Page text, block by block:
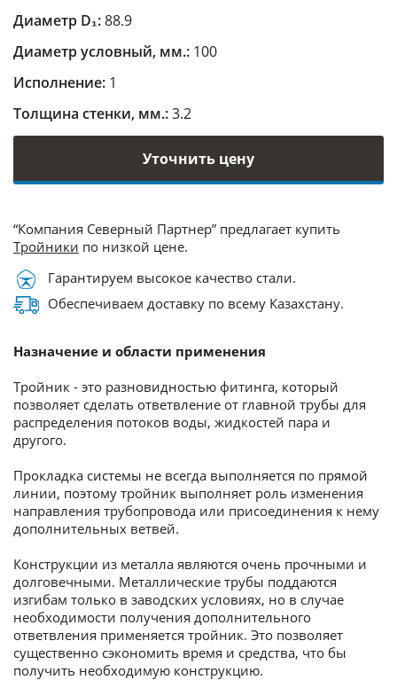
Диаметр D₁:88.9
Диаметр условный, мм.: 100
Исполнение: 1
Толщина стенки, мм.:3.2
Уточнить цену
“Компания Северный Партнер” предлагает купить
Тройники по низкой цене.
Гарантируем высокое качество стали.
Обеспечиваем доставку по всему Казахстану.
Назначение и области применения
Тройник - это разновидностью фитинга, который
позволяет сделать ответвление от главной трубы для
распределения потоков воды, жидкостей пара и
другого.
Прокладка системы не всегда выполняется по прямой
линии, поэтому тройник выполняет роль изменения
направления трубопровода или присоединения к нему
дополнительных ветвей.
Конструкции из металла являются очень прочными и
долговечными. Металлические трубы поддаются
изгибам только в заводских условиях, но в случае
необходимости получения дополнительного
ответвления применяется тройник. Это позволяет
существенно сэкономить время и средства, что бы
получить необходимую конструкцию.